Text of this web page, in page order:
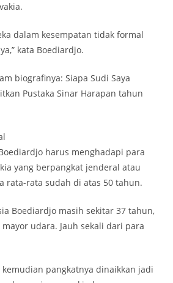
dalam kesempatan tidak formal
kata Boediardjo.
biografinya: Siapa Sudi Saya
Pustaka Sinar Harapan tahun
harus menghadapi para
yang berpangkat jenderal atau
rata-rata sudah di atas 50 tahun.
Boediardjo masih sekitar 37 tahun,
udara. Jauh sekali dari para
pangkatnya dinaikkan jadi